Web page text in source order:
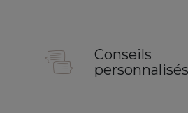
Conseils
personnalisés